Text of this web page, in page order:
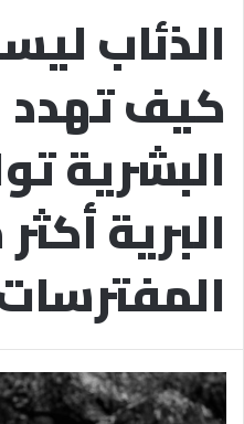
الذئاب
كيف تهدد
البشرية
البرية